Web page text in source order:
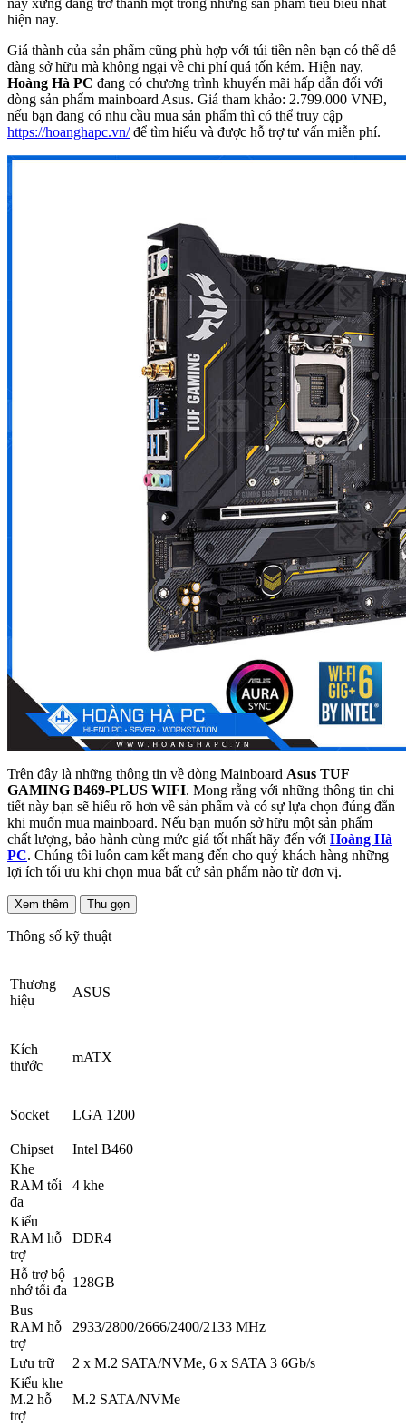
này xứng đáng trở thành một trong những sản phẩm tiêu biểu nhất
hiện nay.
Giá thành của sản phẩm cũng phù hợp với túi tiền nên bạn có thể dễ
dàng sở hữu mà không ngại về chi phí quá tốn kém. Hiện nay,
Hoàng Hà PC đang có chương trình khuyến mãi hấp dẫn đối với
dòng sản phẩm mainboard Asus. Giá tham khảo: 2.799.000 VNĐ,
nếu bạn đang có nhu cầu mua sản phẩm thì có thể truy cập
https://hoanghapc.vn/để tìm hiểu và được hỗ trợ tư vấn miễn phí.
Trên đây là những thông tin về dòng Mainboard Asus TUF
GAMING B469-PLUS WIFI. Mong rằng với những thông tin chi
tiết này bạn sẽ hiểu rõ hơn về sản phẩm và có sự lựa chọn đúng đắn
khi muốn mua mainboard. Nếu bạn muốn sở hữu một sản phẩm
chất lượng, bảo hành cùng mức giá tốt nhất hãy đến với Hoàng Hà
PC. Chúng tôi luôn cam kết mang đến cho quý khách hàng những
lợi ích tối ưu khi chọn mua bất cứ sản phẩm nào từ đơn vị.
Xem thêm Thu gọn
Thông số kỹ thuật
Thương
hiệu
ASUS
Kích
thước
mATX
Socket LGA 1200
Chipset
Intel B460
Khe
RAM tối
đa
4 khe
Kiểu
RAM hỗ
trợ
DDR4
Hỗ trợ bộ
nhớ tối đa
128GB
Bus
RAM hỗ
trợ
2933/2800/2666/2400/2133 MHz
Lưu trữ
2 x M.2 SATA/NVMe, 6 x SATA 3 6Gb/s
Kiểu khe
M.2 hỗ
trợ
M.2 SATA/NVMe